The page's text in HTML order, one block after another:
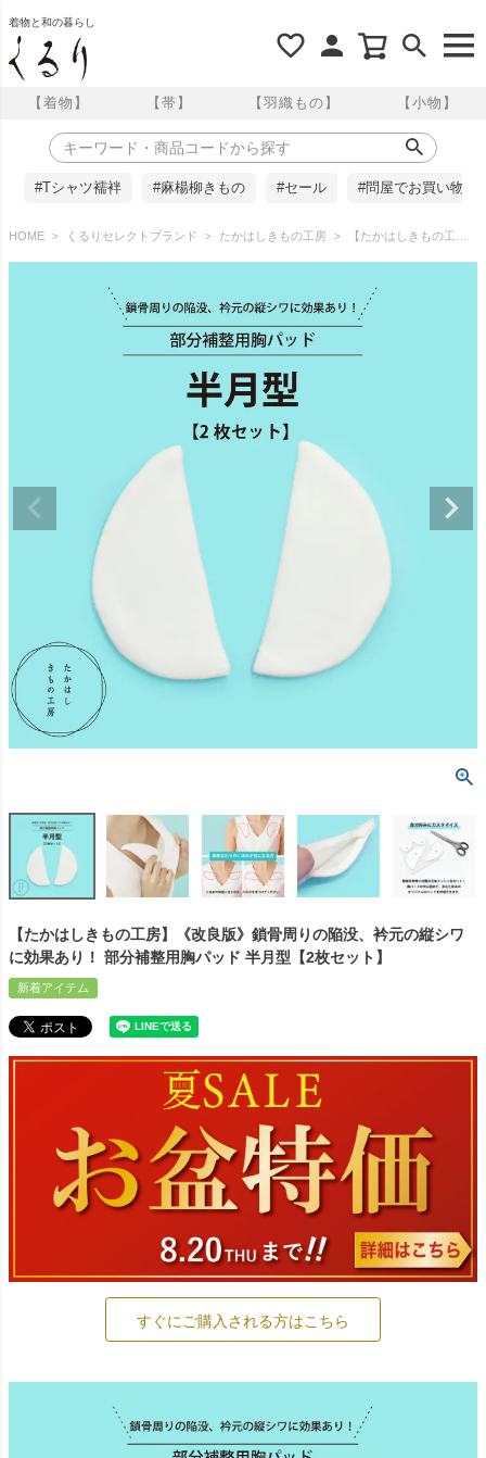
着物と和の暮らし
【着物】 【帯】 【羽織もの】 【小物】
#Tシャツ襦袢 #麻楊柳きもの #セール #問屋でお買い物
HOME くるりセレクトブランド たかはしきもの工房 【たかはしきもの工房】《改良版》鎖骨周りの陥没、衿元の縦シワに効果あり！ 部分補整用胸パッド 半月型【2枚セット】
【たかはしきもの工房】《改良版》鎖骨周りの陥没、衿元の縦シワ
に効果あり！ 部分補整用胸パッド 半月型【2枚セット】
新着アイテム
すぐにご購入される方はこちら